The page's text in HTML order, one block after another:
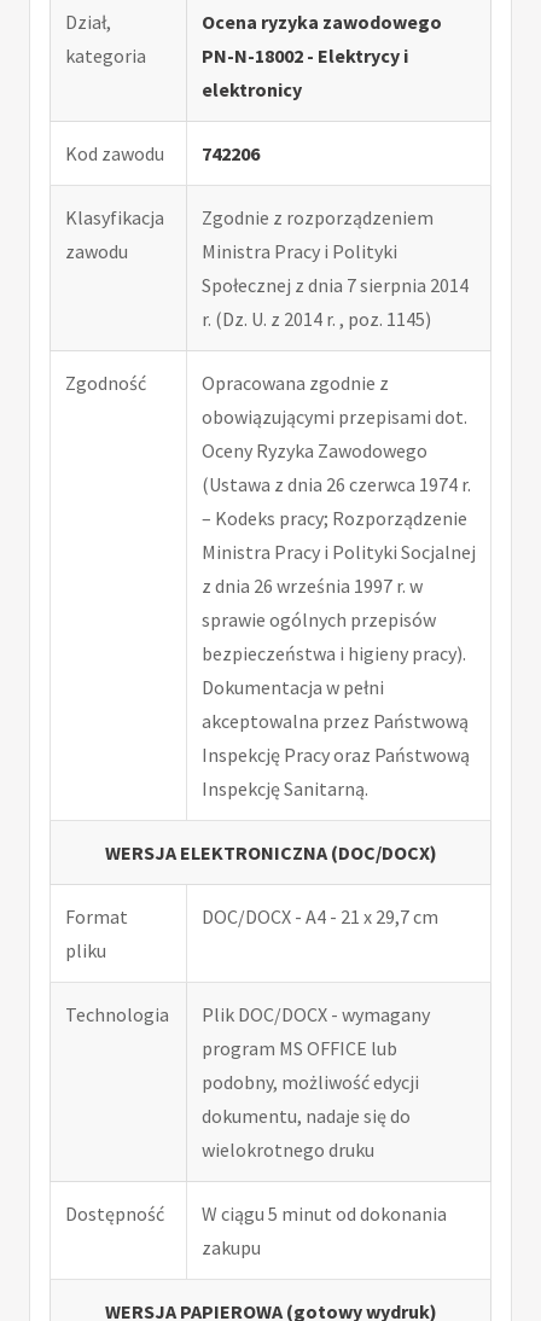
Dział,
kategoria
Ocena ryzyka zawodowego
PN-N-18002 - Elektrycy i
elektronicy
Kod zawodu 742206
Klasyfikacja
zawodu
Zgodnie z rozporządzeniem
Ministra Pracy i Polityki
Społecznej z dnia 7 sierpnia 2014
r. (Dz. U. z 2014 r. , poz. 1145)
Zgodność
Opracowana zgodnie z
obowiązującymi przepisami dot.
Oceny Ryzyka Zawodowego
(Ustawa z dnia 26 czerwca 1974 r.
– Kodeks pracy; Rozporządzenie
Ministra Pracy i Polityki Socjalnej
z dnia 26 września 1997 r. w
sprawie ogólnych przepisów
bezpieczeństwa i higieny pracy).
Dokumentacja w pełni
akceptowalna przez Państwową
Inspekcję Pracy oraz Państwową
Inspekcję Sanitarną.
WERSJA ELEKTRONICZNA (DOC/DOCX)
Format
pliku
DOC/DOCX - A4 - 21 x 29,7 cm
Technologia
Plik DOC/DOCX - wymagany
program MS OFFICE lub
podobny, możliwość edycji
dokumentu, nadaje się do
wielokrotnego druku
Dostępność
W ciągu 5 minut od dokonania
zakupu
WERSJA PAPIEROWA (gotowy wydruk)